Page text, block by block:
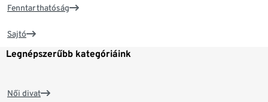
Fenntarthatóság
Sajtó
Legnépszerűbb kategóriáink
Női divat